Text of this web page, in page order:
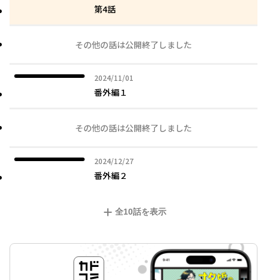
第4話
その他の話は公開終了しました
2024/11/01
2024年11月01日
番外編１
その他の話は公開終了しました
2024/12/27
2024年12月27日
番外編２
全10話を表示